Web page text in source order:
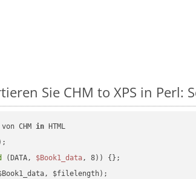
Sie CHM to XPS in Perl:
CHM in HTML
(DATA, $Book1_data, 8)) {};
$filelength);